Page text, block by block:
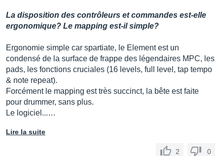
La disposition des contrôleurs et commandes est-elle
ergonomique? Le mapping est-il simple?
Ergonomie simple car spartiate, le Element est un
condensé de la surface de frappe des légendaires MPC, les
pads, les fonctions cruciales (16 levels, full level, tap tempo
& note repeat).
Forcément le mapping est très succinct, la bête est faite
pour drummer, sans plus.
Le logiciel...…
Lire la suite
2 0